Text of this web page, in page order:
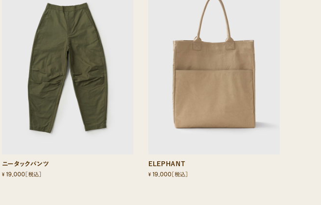
ニータックパンツ
¥ 19,000 ［税込］
ELEPHANT
¥19,000 ［税込］